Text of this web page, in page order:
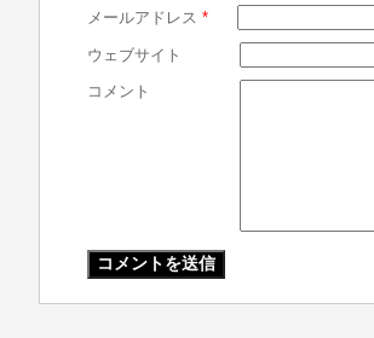
メールアドレス *
ウェブサイト
コメント